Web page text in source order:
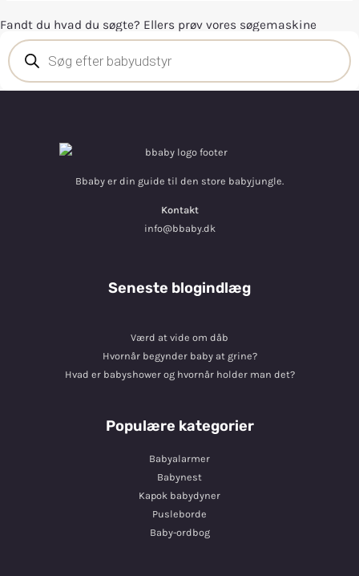
Fandt du hvad du søgte? Ellers prøv vores søgemaskine
Bbaby er din guide til den store babyjungle.
Kontakt
info@bbaby.dk
Seneste blogindlæg
Værd at vide om dåb
Hvornår begynder baby at grine?
Hvad er babyshower og hvornår holder man det?
Populære kategorier
Babyalarmer
Babynest
Kapok babydyner
Pusleborde
Baby-ordbog